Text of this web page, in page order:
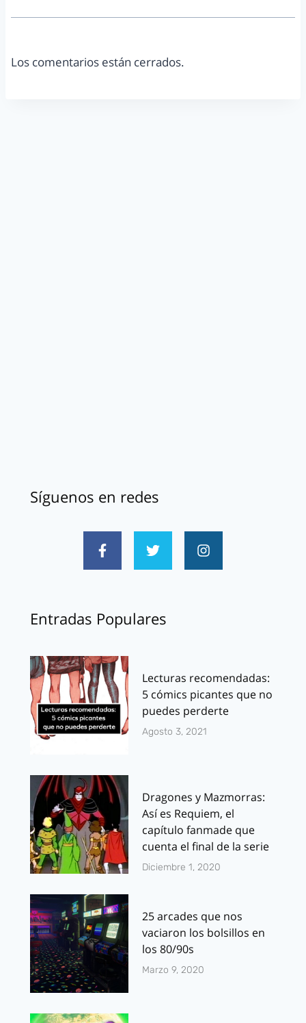
Los comentarios están cerrados.
Síguenos en redes
Entradas Populares
Lecturas recomendadas:
5 cómics picantes que no
puedes perderte
Agosto 3, 2021
Dragones y Mazmorras:
Así es Requiem, el
capítulo fanmade que
cuenta el final de la serie
Diciembre 1, 2020
25 arcades que nos
vaciaron los bolsillos en
los 80/90s
Marzo 9, 2020